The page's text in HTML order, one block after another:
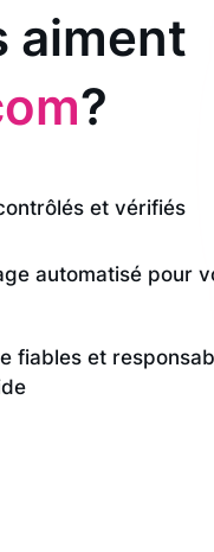
aiment
?
et vérifiés
automatisé pour
fiables et